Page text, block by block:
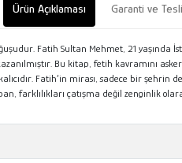
Ürün Açıklaması Garanti ve
Fatih Sultan Mehmet, 21 yaşında
Bu kitap, fetih kavramını
Fatih’in mirası, sadece bir
farklılıkları çatışma değil zenginlik